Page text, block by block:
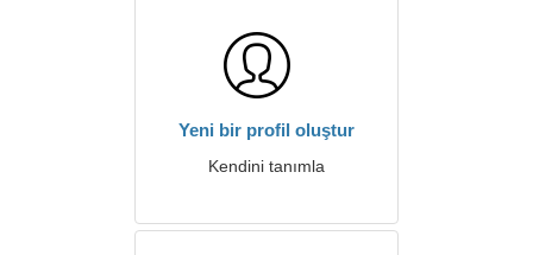
Yeni bir profil oluştur
Kendini tanımla